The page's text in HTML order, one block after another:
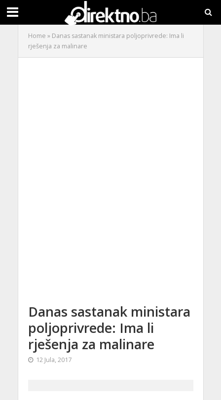
Home » Danas sastanak ministara poljoprivrede: Ima li
rješenja za malinare
Danas sastanak ministara
poljoprivrede: Ima li
rješenja za malinare
12 Jula, 2017